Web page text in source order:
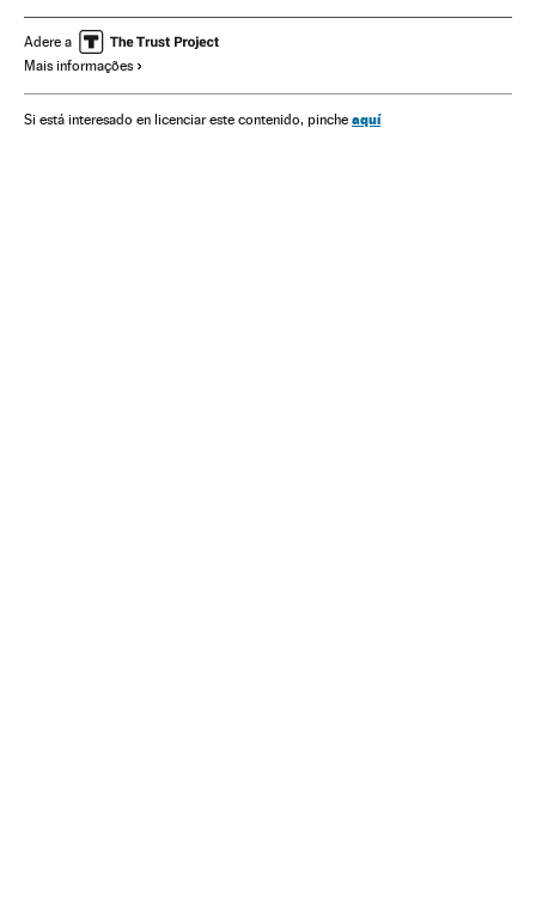
Senado EEUU Nancy Pelosi
Adere a
Mais informações
Si está interesado en licenciar este contenido, pinche aquí